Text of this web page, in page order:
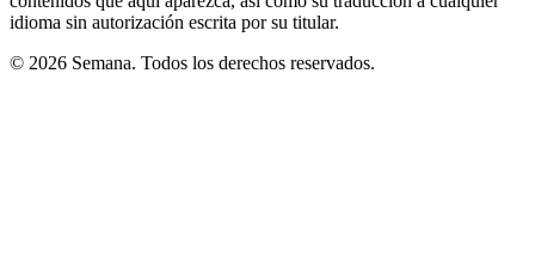
idioma sin autorización escrita por su titular.
© 2026 Semana. Todos los derechos reservados.